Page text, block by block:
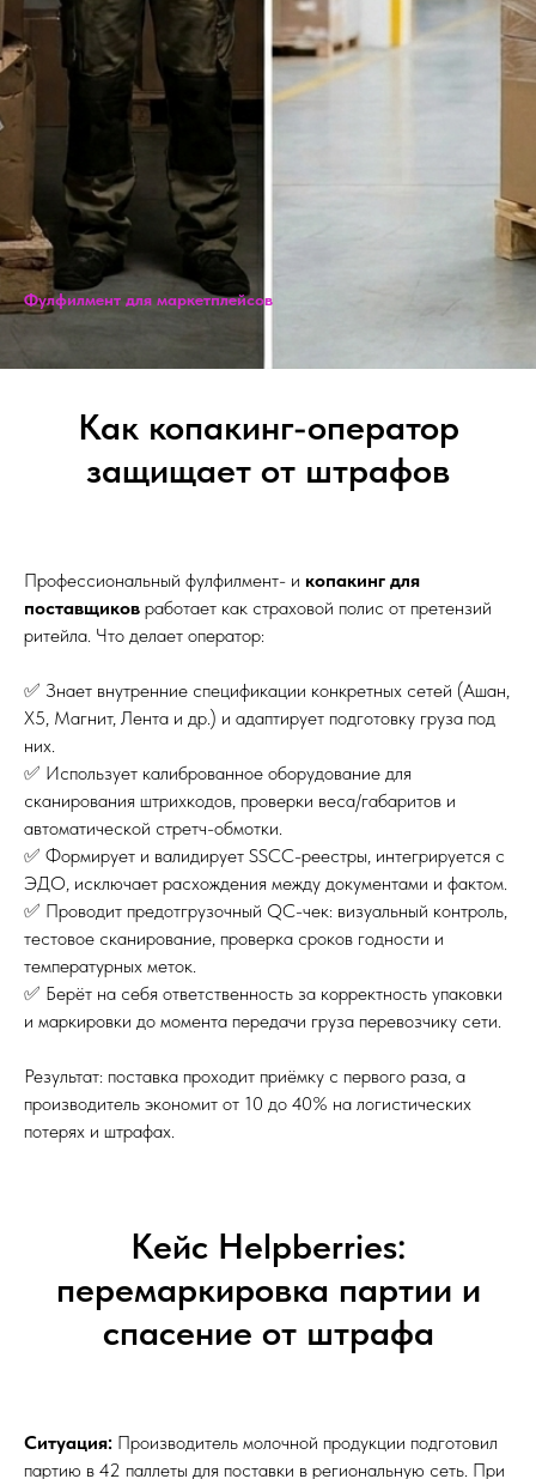
Фулфилмент для маркетплейсов
Как копакинг-оператор
защищает от штрафов
Профессиональный фулфилмент- и копакинг для
поставщиков работает как страховой полис от претензий
ритейла. Что делает оператор:
✅ Знает внутренние спецификации конкретных сетей (Ашан,
X5, Магнит, Лента и др.) и адаптирует подготовку груза под
них.
✅ Использует калиброванное оборудование для
сканирования штрихкодов, проверки веса/габаритов и
автоматической стретч-обмотки.
✅ Формирует и валидирует SSCC-реестры, интегрируется с
ЭДО, исключает расхождения между документами и фактом.
✅ Проводит предотгрузочный QC-чек: визуальный контроль,
тестовое сканирование, проверка сроков годности и
температурных меток.
✅ Берёт на себя ответственность за корректность упаковки
и маркировки до момента передачи груза перевозчику сети.
Результат: поставка проходит приёмку с первого раза, а
производитель экономит от 10 до 40% на логистических
потерях и штрафах.
Кейс Helpberries:
перемаркировка партии и
спасение от штрафа
Ситуация: Производитель молочной продукции подготовил
партию в 42 паллеты для поставки в региональную сеть. При